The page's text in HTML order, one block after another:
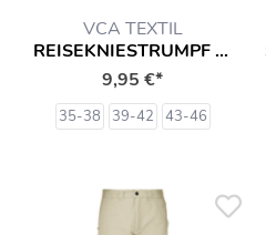
VCA TEXTIL
REISEKNIESTRUMPF MIT KOMPRESSIONSEFFEKT SOCKEN
9,95 €*
35-38 39-42 43-46